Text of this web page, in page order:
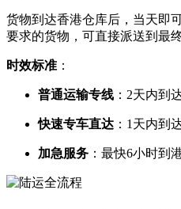
货物到达香港仓库后，当天即
要求的货物，可直接派送到最
时效标准 ​：
普通运输专线 ：2天内到
快速专车直达 ：1天内到
加急服务 ：最快6小时到